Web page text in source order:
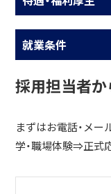
就業条件
採用担当者
まずはお電話・メ
学・職場体験⇒正式